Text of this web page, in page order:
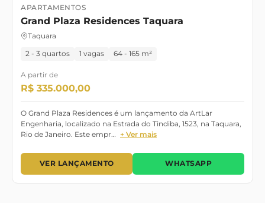
Lançamento
APARTAMENTOS
Grand Plaza Residences Taquara
Taquara
2 - 3 quartos 1 vagas 64 - 165 m²
A partir de
R$ 335.000,00
O Grand Plaza Residences é um lançamento da ArtLar
Engenharia, localizado na Estrada do Tindiba, 1523, na Taquara,
Rio de Janeiro. Este empr… + Ver mais
VER LANÇAMENTO WHATSAPP